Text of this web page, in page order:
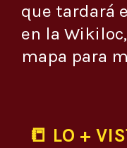
que tardará
en la
mapa para
📒 LO +